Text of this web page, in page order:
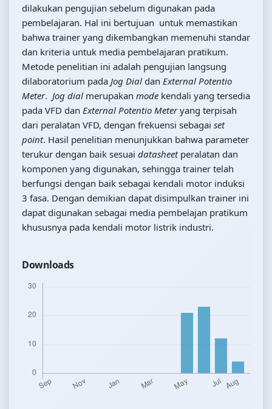
dilakukan pengujian sebelum digunakan pada
pembelajaran. Hal ini bertujuan untuk memastikan
bahwa trainer yang dikembangkan memenuhi standar
dan kriteria untuk media pembelajaran pratikum.
Metode penelitian ini adalah pengujian langsung
dilaboratorium pada Jog Dial dan External Potentio
Meter. Jog dial merupakan mode kendali yang tersedia
pada VFD dan External Potentio Meteryang terpisah
dari peralatan VFD, dengan frekuensi sebagai set
point. Hasil penelitian menunjukkan bahwa parameter
terukur dengan baik sesuai datasheetperalatan dan
komponen yang digunakan, sehingga trainer telah
berfungsi dengan baik sebagai kendali motor induksi
3 fasa. Dengan demikian dapat disimpulkan trainer ini
dapat digunakan sebagai media pembelajan pratikum
khususnya pada kendali motor listrik industri.
Downloads